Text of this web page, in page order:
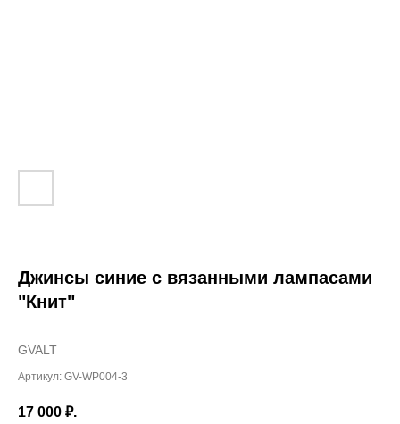
Джинсы синие с вязанными лампасами
"Книт"
GVALT
Артикул: GV-WP004-3
17 000 ₽.